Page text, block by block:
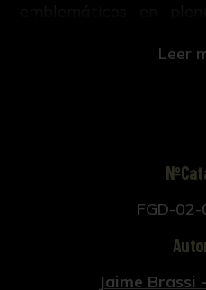
este museo se Leer
FGD-
Jaime